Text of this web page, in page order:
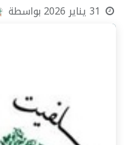
31 يناير 2026 بواسطة